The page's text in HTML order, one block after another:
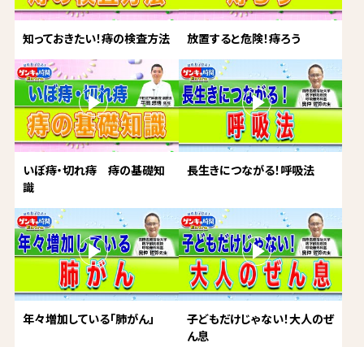
知っておきたい！痔の検査方法 放置すると危険！痔ろう
いぼ痔・切れ痔 痔の基礎知
識
長生きにつながる！呼吸法
年々増加している「肺がん」
子どもだけじゃない！大人のぜ
ん息